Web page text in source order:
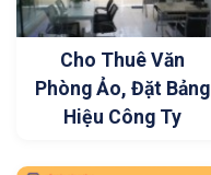
Cho Thuê Văn
Phòng Ảo, Đặt Bảng
Hiệu Công Ty